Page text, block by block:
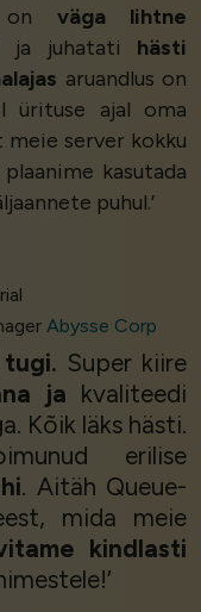
on väga lihtne
ja juhatati hästi
aruandlus on
ürituse ajal oma
meie server kokku
kasutada
puhul.’
Abysse Corp
Super kiire
ja kvaliteedi
Kõik läks hästi.
erilise
. Aitäh Queue-
mida meie
kindlasti